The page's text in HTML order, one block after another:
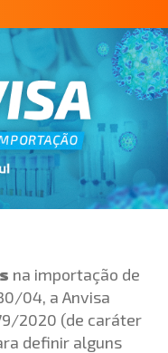
na importação de
04, a Anvisa
2020 (de caráter
definir alguns